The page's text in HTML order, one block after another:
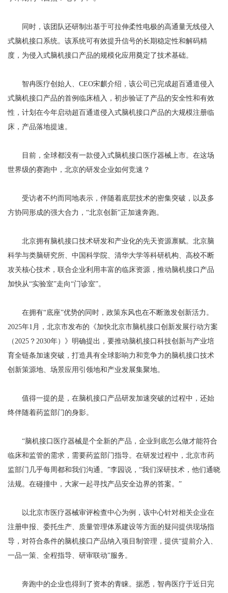
同时，该团队还研制出基于可拉伸柔性电极的高通量无线侵入
式脑机接口系统。该系统可有效提升信号的长期稳定性和解码精
度，为侵入式脑机接口产品的规模化应用奠定了技术基础。
智冉医疗创始人、CEO宋麒介绍，该公司已完成超百通道侵入
式脑机接口产品的首例临床植入，初步验证了产品的安全性和有效
性，计划在今年启动超百通道侵入式脑机接口产品的大规模注册临
床，产品落地提速。
目前，全球都没有一款侵入式脑机接口医疗器械上市。在这场
世界级的赛跑中，北京的研发企业如何竞速？
受访者不约而同地表示，伴随着底层技术的密集突破，以及多
方协同形成的强大合力，“北京创新”正加速奔跑。
北京拥有脑机接口技术研发和产业化的先天资源禀赋。北京脑
科学与类脑研究所、中国科学院、清华大学等科研机构、高校不断
攻关核心技术，联合企业利用丰富的临床资源，推动脑机接口产品
加快从“实验室”走向“门诊室”。
在拥有“底座”优势的同时，政策东风也在不断激发创新活力。
2025年1月，北京市发布的《加快北京市脑机接口创新发展行动方案
（2025？2030年）》明确提出，要推动脑机接口科技创新与产业培
育全链条加速突破，打造具有全球影响力和竞争力的脑机接口技术
创新策源地、场景应用引领地和产业发展集聚地。
值得一提的是，在脑机接口产品研发加速突破的过程中，还始
终伴随着药监部门的身影。
“脑机接口医疗器械是个全新的产品，企业到底怎么做才能符合
临床和监管的需求，需要药监部门指导。在研发过程中，北京市药
监部门几乎每周都和我们沟通。”李园说，“我们深研技术，他们通晓
法规。在碰撞中，大家一起寻找产品安全边界的答案。”
以北京市医疗器械审评检查中心为例，该中心针对相关企业在
注册申报、委托生产、质量管理体系建设等方面的疑问提供现场指
导，对符合条件的脑机接口产品纳入项目制管理，提供“提前介入、
一品一策、全程指导、研审联动”服务。
奔跑中的企业也得到了资本的青睐。据悉，智冉医疗于近日完